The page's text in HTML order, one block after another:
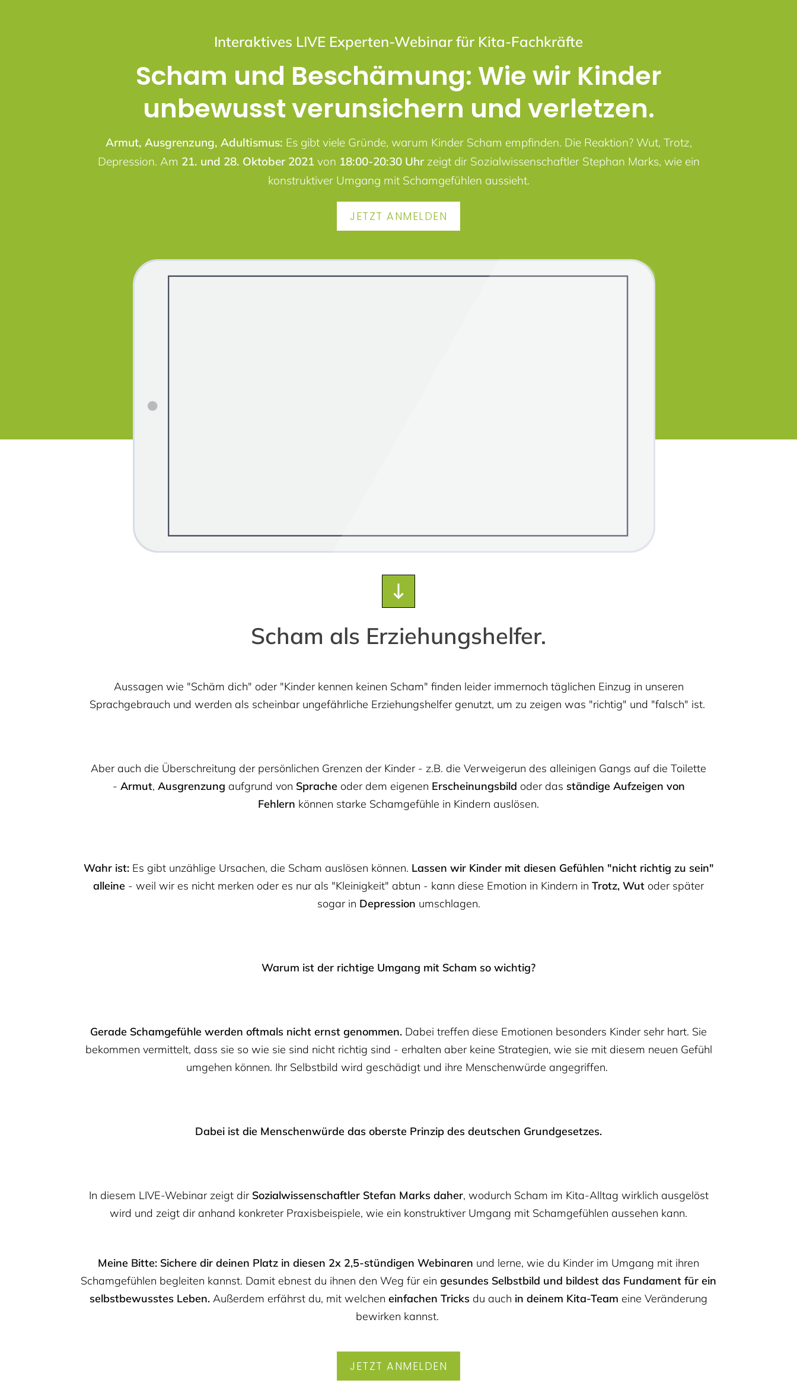
Interaktives LIVE Experten-Webinar für Kita-Fachkräfte
Scham und Beschämung: Wie wir Kinder
unbewusst verunsichern und verletzen.
Armut, Ausgrenzung, Adultismus: Es gibt viele Gründe, warum Kinder Scham empfinden. Die Reaktion? Wut, Trotz,
Depression. Am 21. und 28. Oktober 2021von 18:00-20:30 Uhrzeigt dir Sozialwissenschaftler Stephan Marks, wie ein
konstruktiver Umgang mit Schamgefühlen aussieht.
JETZT ANMELDEN
Scham als Erziehungshelfer.
Aussagen wie "Schäm dich" oder "Kinder kennen keinen Scham" finden leider immernoch täglichen Einzug in unseren
Sprachgebrauch und werden als scheinbar ungefährliche Erziehungshelfer genutzt, um zu zeigen was "richtig" und "falsch" ist.
Aber auch die Überschreitung der persönlichen Grenzen der Kinder - z.B. die Verweigerun des alleinigen Gangs auf die Toilette
- Armut, Ausgrenzung aufgrund von Sprache oder dem eigenen Erscheinungsbild oder das ständige Aufzeigen von
Fehlern können starke Schamgefühle in Kindern auslösen.
Wahr ist: Es gibt unzählige Ursachen, die Scham auslösen können. Lassen wir Kinder mit diesen Gefühlen "nicht richtig zu sein"
alleine - weil wir es nicht merken oder es nur als "Kleinigkeit" abtun - kann diese Emotion in Kindern in Trotz, Wut oder später
sogar in Depression umschlagen.
Warum ist der richtige Umgang mit Scham so wichtig?
Gerade Schamgefühle werden oftmals nicht ernst genommen. Dabei treffen diese Emotionen besonders Kinder sehr hart. Sie
bekommen vermittelt, dass sie so wie sie sind nicht richtig sind - erhalten aber keine Strategien, wie sie mit diesem neuen Gefühl
umgehen können. Ihr Selbstbild wird geschädigt und ihre Menschenwürde angegriffen.
Dabei ist die Menschenwürde das oberste Prinzip des deutschen Grundgesetzes.
In diesem LIVE-Webinar zeigt dir Sozialwissenschaftler Stefan Marks daher, wodurch Scham im Kita-Alltag wirklich ausgelöst
wird und zeigt dir anhand konkreter Praxisbeispiele, wie ein konstruktiver Umgang mit Schamgefühlen aussehen kann.
Meine Bitte: Sichere dir deinen Platz in diesen 2x 2,5-stündigen Webinaren und lerne, wie du Kinder im Umgang mit ihren
Schamgefühlen begleiten kannst. Damit ebnest du ihnen den Weg für ein gesundes Selbstbild und bildest das Fundament für ein
selbstbewusstes Leben. Außerdem erfährst du, mit welchen einfachen Tricks du auch in deinem Kita-Team eine Veränderung
bewirken kannst.
JETZT ANMELDEN